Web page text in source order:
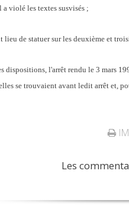
a violé les textes susvisés ;
lieu de statuer sur les deuxième et
dispositions, l'arrêt rendu le 3 mars
se trouvaient avant ledit arrêt et,
Les